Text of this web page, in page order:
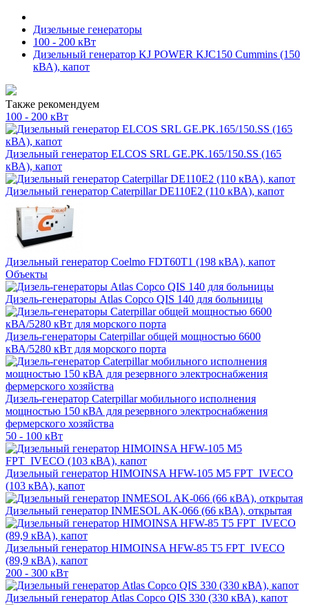
Дизельные генераторы
100 - 200 кВт
Дизельный генератор KJ POWER KJC150 Cummins (150
кВА), капот
Также рекомендуем
100 - 200 кВт
Дизельный генератор ELCOS SRL GE.PK.165/150.SS (165
кВА), капот
Дизельный генератор Caterpillar DE110E2 (110 кВА), капот
Дизельный генератор Coelmo FDT60T1 (198 кВА), капот
Объекты
Дизель-генераторы Atlas Copco QIS 140 для больницы
Дизель-генераторы Caterpillar общей мощностью 6600
кВА/5280 кВт для морского порта
Дизель-генератор Caterpillar мобильного исполнения
мощностью 150 кВА для резервного электроснабжения
фермерского хозяйства
50 - 100 кВт
Дизельный генератор HIMOINSA HFW-105 M5 FPT_IVECO
(103 кВА), капот
Дизельный генератор INMESOL AK-066 (66 кВА), открытая
Дизельный генератор HIMOINSA HFW-85 T5 FPT_IVECO
(89,9 кВА), капот
200 - 300 кВт
Дизельный генератор Atlas Copco QIS 330 (330 кВА), капот